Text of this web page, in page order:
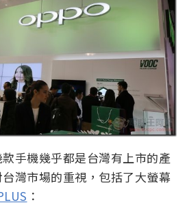
手機幾乎都是台灣有上市的產
灣市場的重視，包括了大螢幕
：